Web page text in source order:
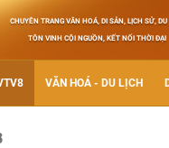
CHUYÊN TRANG VĂN HOÁ, DI SẢN, LỊCH SỬ, DU
TÔN VINH CỘI NGUỒN, KẾT NỐI THỜI ĐẠI
VĂN HOÁ - DU LỊCH